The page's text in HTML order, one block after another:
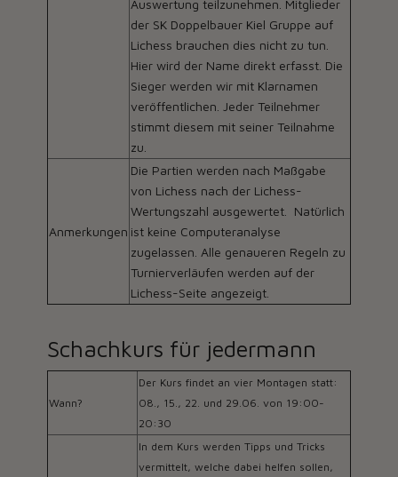
Auswertung teilzunehmen. Mitglieder
der SK Doppelbauer Kiel Gruppe auf
Lichess brauchen dies nicht zu tun.
Hier wird der Name direkt erfasst. Die
Sieger werden wir mit Klarnamen
veröffentlichen. Jeder Teilnehmer
stimmt diesem mit seiner Teilnahme
zu.
Anmerkungen
Die Partien werden nach Maßgabe
von Lichess nach der Lichess-
Wertungszahl ausgewertet. Natürlich
ist keine Computeranalyse
zugelassen. Alle genaueren Regeln zu
Turnierverläufen werden auf der
Lichess-Seite angezeigt.
Schachkurs für jedermann
Wann?
Der Kurs findet an vier Montagen statt:
08., 15., 22. und 29.06. von 19:00-
20:30
In dem Kurs werden Tipps und Tricks
vermittelt, welche dabei helfen sollen,